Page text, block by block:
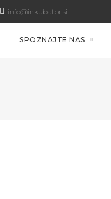
info@inkubator.si
SPOZNAJTE NAS